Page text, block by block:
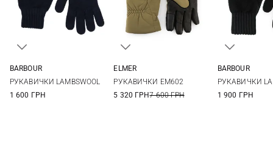
BARBOUR
РУКАВИЧКИ LAMBSWOOL
1 600 ГРН
ELMER
РУКАВИЧКИ EM602
5 320 ГРН7 600 ГРН
BARBOUR
РУКАВИЧКИ
1 900 ГРН